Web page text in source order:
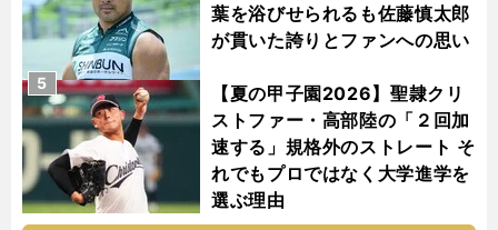
葉を浴びせられるも佐藤慎太郎
が貫いた誇りとファンへの思い
【夏の甲子園2026】聖隷クリ
ストファー・高部陸の「２回加
速する」規格外のストレート そ
れでもプロではなく大学進学を
選ぶ理由
5